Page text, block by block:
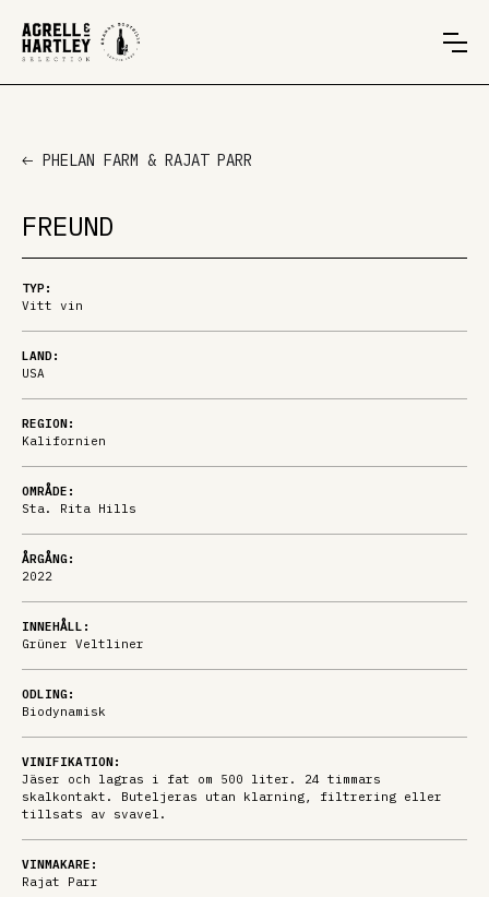
PHELAN FARM & RAJAT PARR
FREUND
TYP:
Vitt vin
LAND:
USA
REGION:
Kalifornien
OMRÅDE:
Sta. Rita Hills
ÅRGÅNG:
2022
INNEHÅLL:
Grüner Veltliner
ODLING:
Biodynamisk
VINIFIKATION:
Jäser och lagras i fat om 500 liter. 24 timmars
skalkontakt. Buteljeras utan klarning, filtrering eller
tillsats av svavel.
VINMAKARE:
Rajat Parr